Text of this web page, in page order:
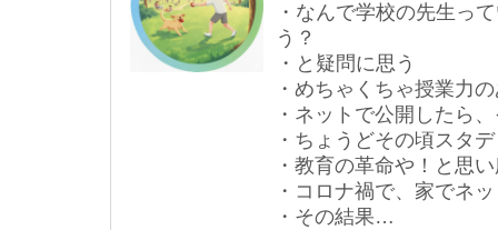
・なんで学校の先生っ
う？
・と疑問に思う
・めちゃくちゃ授業力
・ネットで公開したら
・ちょうどその頃スタ
・教育の革命や！と思
・コロナ禍で、家でネ
・その結果…